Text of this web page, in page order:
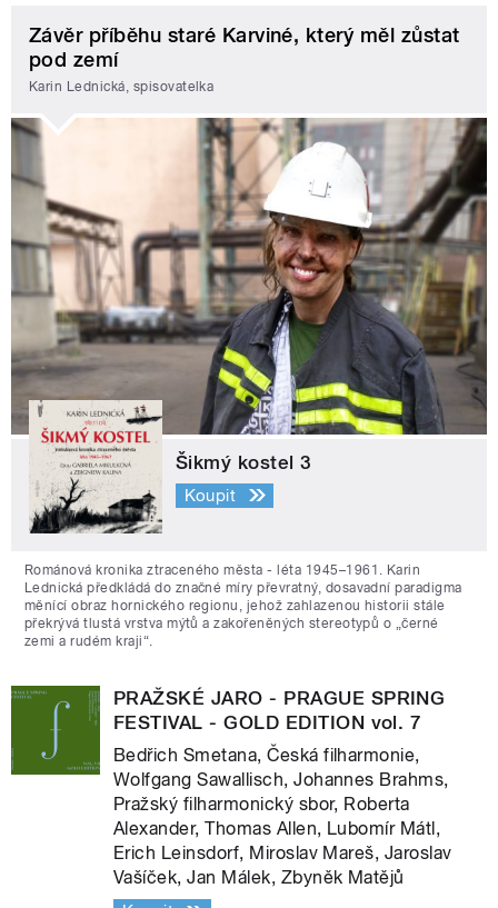
Závěr příběhu staré Karviné, který měl zůstat
pod zemí
Karin Lednická, spisovatelka
Šikmý kostel 3
Koupit
Románová kronika ztraceného města - léta 1945–1961. Karin
Lednická předkládá do značné míry převratný, dosavadní paradigma
měnící obraz hornického regionu, jehož zahlazenou historii stále
překrývá tlustá vrstva mýtů a zakořeněných stereotypů o „černé
zemi a rudém kraji“.
PRAŽSKÉ JARO - PRAGUE SPRING
FESTIVAL - GOLD EDITION vol. 7
Bedřich Smetana, Česká filharmonie,
Wolfgang Sawallisch, Johannes Brahms,
Pražský filharmonický sbor, Roberta
Alexander, Thomas Allen, Lubomír Mátl,
Erich Leinsdorf, Miroslav Mareš, Jaroslav
Vašíček, Jan Málek, Zbyněk Matějů